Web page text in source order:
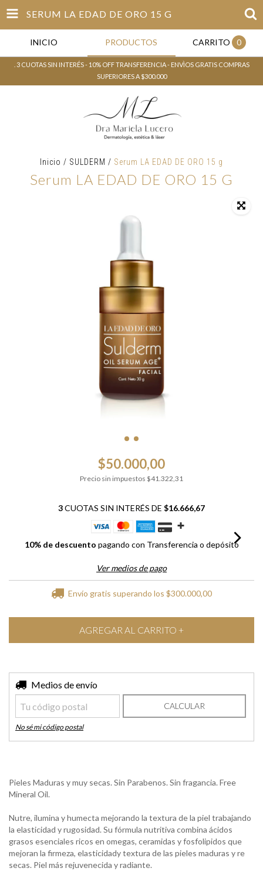
SERUM LA EDAD DE ORO 15 G
INICIO PRODUCTOS CARRITO 0
. 3 CUOTAS SIN INTERÉS - 10% OFF TRANSFERENCIA - ENVÌOS GRATIS COMPRAS
SUPERIORES A $300.000
Inicio / SULDERM / Serum LA EDAD DE ORO 15 g
Serum LA EDAD DE ORO 15 G
$50.000,00
Precio sin impuestos $41.322,31
3CUOTAS SIN INTERÉS DE $16.666,67
10% de descuento pagando con Transferencia o depósito
Ver medios de pago
Envío gratis superando los $300.000,00
Entregas para el CP:
Medios de envío
CALCULAR
No sé mi código postal
Pieles Maduras y muy secas. Sin Parabenos. Sin fragancia. Free
Mineral Oil.
Nutre, ilumina y humecta mejorando la textura de la piel trabajando
la elasticidad y rugosidad. Su fórmula nutritiva combina ácidos
grasos esenciales ricos en omegas, ceramidas y fosfolipidos que
mejoran la firmeza, elasticidady textura de las pieles maduras y re
secas. Piel más rejuvenecida y radiante.